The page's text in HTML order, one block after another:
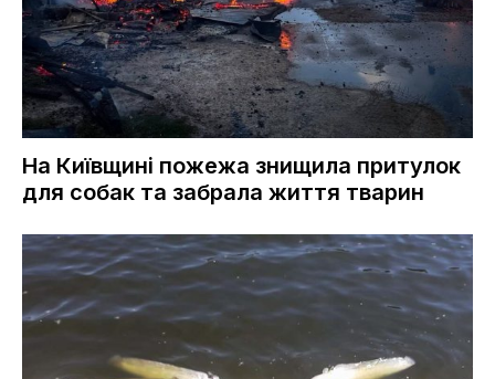
На Київщині пожежа знищила притулок
для собак та забрала життя тварин